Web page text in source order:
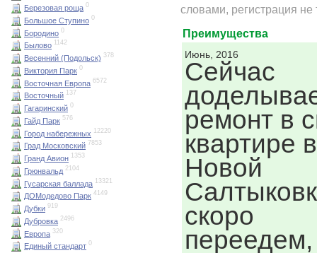
Березовая роща 0
Большое Ступино 0
Бородино 0
Былово 1142
Весенний (Подольск) 378
Виктория Парк 0
Восточная Европа 6572
Восточный 137
Гагаринский 0
Гайд Парк 576
Город набережных 12220
Град Московский 7853
Гранд Авион 1353
Грюнвальд 2104
Гусарская баллада 13321
ДОМодедово Парк 4149
Дубки 919
Дубровка 2496
Европа 320
Единый стандарт 0
словами, регистрация не
Преимущества
Июнь, 2016
Сейчас
ремонт в
квартире в
Новой
скоро